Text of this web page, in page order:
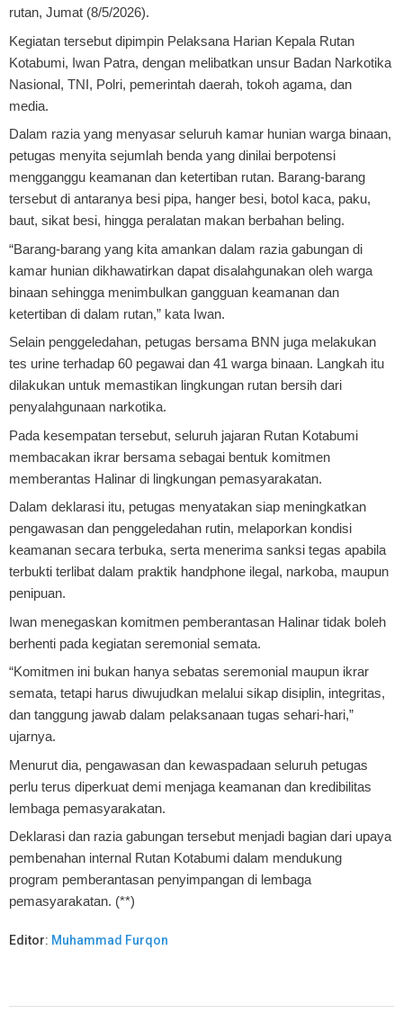
rutan, Jumat (8/5/2026).
Kegiatan tersebut dipimpin Pelaksana Harian Kepala Rutan
Kotabumi, Iwan Patra, dengan melibatkan unsur Badan Narkotika
Nasional, TNI, Polri, pemerintah daerah, tokoh agama, dan
media.
Dalam razia yang menyasar seluruh kamar hunian warga binaan,
petugas menyita sejumlah benda yang dinilai berpotensi
mengganggu keamanan dan ketertiban rutan. Barang-barang
tersebut di antaranya besi pipa, hanger besi, botol kaca, paku,
baut, sikat besi, hingga peralatan makan berbahan beling.
“Barang-barang yang kita amankan dalam razia gabungan di
kamar hunian dikhawatirkan dapat disalahgunakan oleh warga
binaan sehingga menimbulkan gangguan keamanan dan
ketertiban di dalam rutan,” kata Iwan.
Selain penggeledahan, petugas bersama BNN juga melakukan
tes urine terhadap 60 pegawai dan 41 warga binaan. Langkah itu
dilakukan untuk memastikan lingkungan rutan bersih dari
penyalahgunaan narkotika.
Pada kesempatan tersebut, seluruh jajaran Rutan Kotabumi
membacakan ikrar bersama sebagai bentuk komitmen
memberantas Halinar di lingkungan pemasyarakatan.
Dalam deklarasi itu, petugas menyatakan siap meningkatkan
pengawasan dan penggeledahan rutin, melaporkan kondisi
keamanan secara terbuka, serta menerima sanksi tegas apabila
terbukti terlibat dalam praktik handphone ilegal, narkoba, maupun
penipuan.
Iwan menegaskan komitmen pemberantasan Halinar tidak boleh
berhenti pada kegiatan seremonial semata.
“Komitmen ini bukan hanya sebatas seremonial maupun ikrar
semata, tetapi harus diwujudkan melalui sikap disiplin, integritas,
dan tanggung jawab dalam pelaksanaan tugas sehari-hari,”
ujarnya.
Menurut dia, pengawasan dan kewaspadaan seluruh petugas
perlu terus diperkuat demi menjaga keamanan dan kredibilitas
lembaga pemasyarakatan.
Deklarasi dan razia gabungan tersebut menjadi bagian dari upaya
pembenahan internal Rutan Kotabumi dalam mendukung
program pemberantasan penyimpangan di lembaga
pemasyarakatan. (**)
Editor: Muhammad Furqon